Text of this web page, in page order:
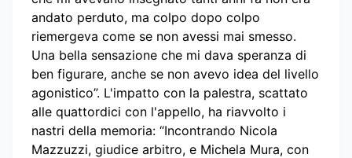
andato perduto, ma colpo dopo colpo
riemergeva come se non avessi mai smesso.
Una bella sensazione che mi dava speranza di
ben figurare, anche se non avevo idea del livello
agonistico”. L'impatto con la palestra, scattato
alle quattordici con l'appello, ha riavvolto i
nastri della memoria: “Incontrando Nicola
Mazzuzzi, giudice arbitro, e Michela Mura, con